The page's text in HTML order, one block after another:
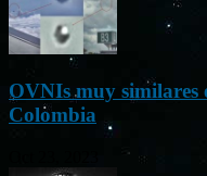
OVNIs muy similares
Colombia